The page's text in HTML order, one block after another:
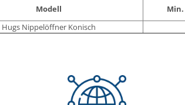
Modell Min.
Hugs Nippelöffner Konisch